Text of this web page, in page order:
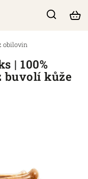
obilovin
| 100%
buvolí kůže